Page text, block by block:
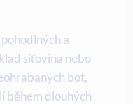
a
síťovina nebo
bot,
během dlouhých